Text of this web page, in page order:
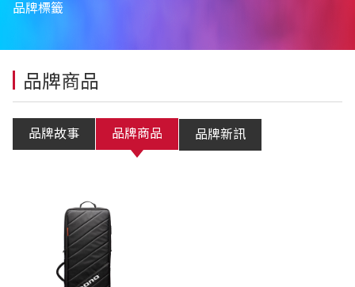
品牌標籤
品牌商品
品牌故事 品牌商品 品牌新訊